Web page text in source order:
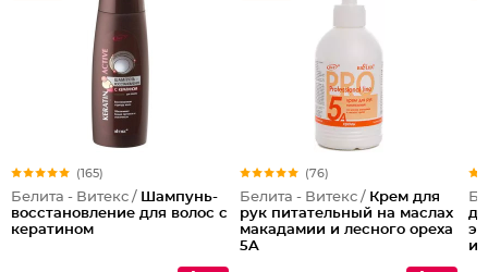
(165)
Белита - Витекс / Шампунь-
восстановление для волос с
кератином
(76)
Белита - Витекс / Крем для
рук питательный на маслах
макадамии и лесного ореха
5A
и